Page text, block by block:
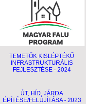
TEMETŐK KISLÉPTÉKŰ
INFRASTRUKTURÁLIS
FEJLESZTÉSE - 2024
ÚT, HÍD, JÁRDA
ÉPÍTÉSE/FELÚJÍTÁSA - 2023